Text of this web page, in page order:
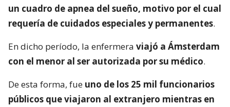
un cuadro de apnea del sueño, motivo por el cual
requería de cuidados especiales y permanentes.
En dicho período, la enfermera viajó a Ámsterdam
con el menor al ser autorizada por su médico.
De esta forma, fue uno de los 25 mil funcionarios
públicos que viajaron al extranjero mientras en